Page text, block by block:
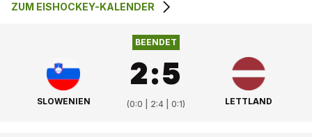
ZUM EISHOCKEY-KALENDER
SLOWENIEN
BEENDET
2:5
(0:0 | 2:4 | 0:1) LETTLAND